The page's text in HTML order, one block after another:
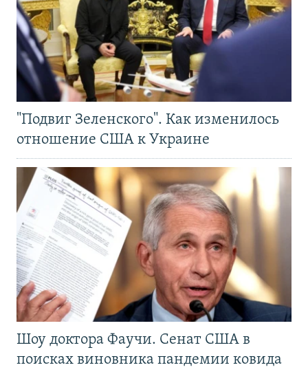
"Подвиг Зеленского". Как изменилось
отношение США к Украине
Шоу доктора Фаучи. Сенат США в
поисках виновника пандемии ковида